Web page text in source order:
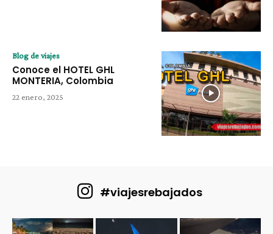
Blog de viajes
Conoce el HOTEL GHL
MONTERIA, Colombia
22 enero, 2025
#viajesrebajados